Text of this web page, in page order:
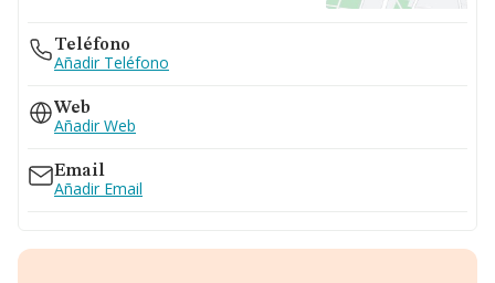
Teléfono
Añadir Teléfono
Web
Añadir Web
Email
Añadir Email